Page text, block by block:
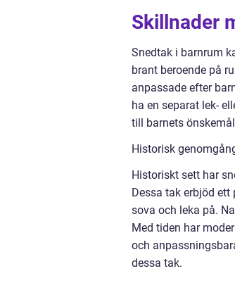
Skillnader
Snedtak i barnrum
brant beroende på
anpassade efter
ha en separat lek-
till barnets
Historisk
Historiskt sett har
Dessa tak erbjöd
sova och leka på.
Med tiden har
och
dessa tak.